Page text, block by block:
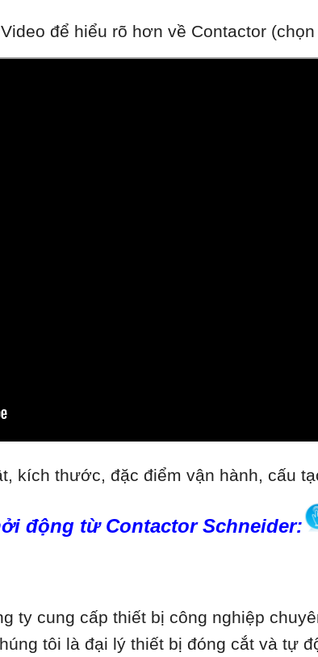
để hiểu rõ hơn về Contactor
kích thước, đặc điểm vận hành, cấu
động từ Contactor Schneider:
ty cung cấp thiết bị công nghiệp
tôi là đại lý thiết bị đóng cắt và tự